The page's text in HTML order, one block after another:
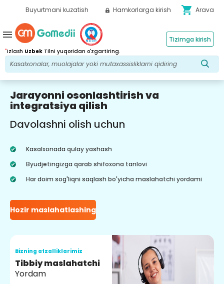
Buyurtmani kuzatish Hamkorlarga kirish shopping_cart Arava
*Izlash Uzbek Tilni yuqoridan o'zgartiring.
Tizimga kirish
menu
Jarayonni osonlashtirish va
integratsiya qilish
Davolashni olish uchun
Kasalxonada qulay yashash
Byudjetingizga qarab shifoxona tanlovi
Har doim sog'liqni saqlash bo'yicha maslahatchi yordami
Hozir maslahatlashing
Bizning afzalliklarimiz
Tibbiy maslahatchi
Yordam